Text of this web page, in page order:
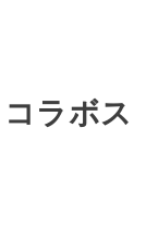
コラボス